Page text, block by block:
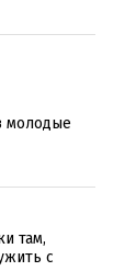
молодые
там,
с